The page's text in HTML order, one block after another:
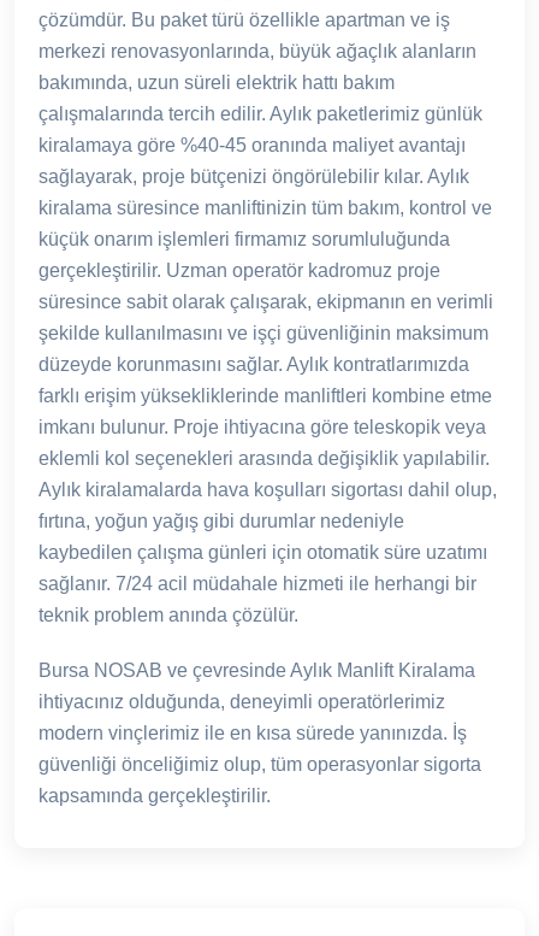
çözümdür. Bu paket türü özellikle apartman ve iş
merkezi renovasyonlarında, büyük ağaçlık alanların
bakımında, uzun süreli elektrik hattı bakım
çalışmalarında tercih edilir. Aylık paketlerimiz günlük
kiralamaya göre %40-45 oranında maliyet avantajı
sağlayarak, proje bütçenizi öngörülebilir kılar. Aylık
kiralama süresince manliftinizin tüm bakım, kontrol ve
küçük onarım işlemleri firmamız sorumluluğunda
gerçekleştirilir. Uzman operatör kadromuz proje
süresince sabit olarak çalışarak, ekipmanın en verimli
şekilde kullanılmasını ve işçi güvenliğinin maksimum
düzeyde korunmasını sağlar. Aylık kontratlarımızda
farklı erişim yüksekliklerinde manliftleri kombine etme
imkanı bulunur. Proje ihtiyacına göre teleskopik veya
eklemli kol seçenekleri arasında değişiklik yapılabilir.
Aylık kiralamalarda hava koşulları sigortası dahil olup,
fırtına, yoğun yağış gibi durumlar nedeniyle
kaybedilen çalışma günleri için otomatik süre uzatımı
sağlanır. 7/24 acil müdahale hizmeti ile herhangi bir
teknik problem anında çözülür.
Bursa NOSAB ve çevresinde Aylık Manlift Kiralama
ihtiyacınız olduğunda, deneyimli operatörlerimiz
modern vinçlerimiz ile en kısa sürede yanınızda. İş
güvenliği önceliğimiz olup, tüm operasyonlar sigorta
kapsamında gerçekleştirilir.